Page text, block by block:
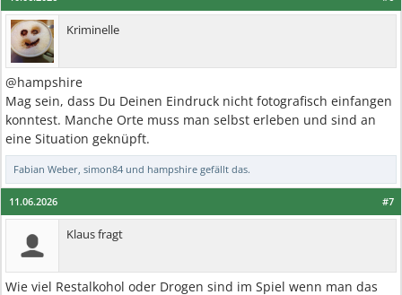
Kriminelle
@hampshire
Mag sein, dass Du Deinen Eindruck nicht fotografisch einfangen
konntest. Manche Orte muss man selbst erleben und sind an
eine Situation geknüpft.
Fabian Weber simon84 und hampshire gefällt das.
#7
11.06.2026
Klaus fragt
Wie viel Restalkohol oder Drogen sind im Spiel wenn man das